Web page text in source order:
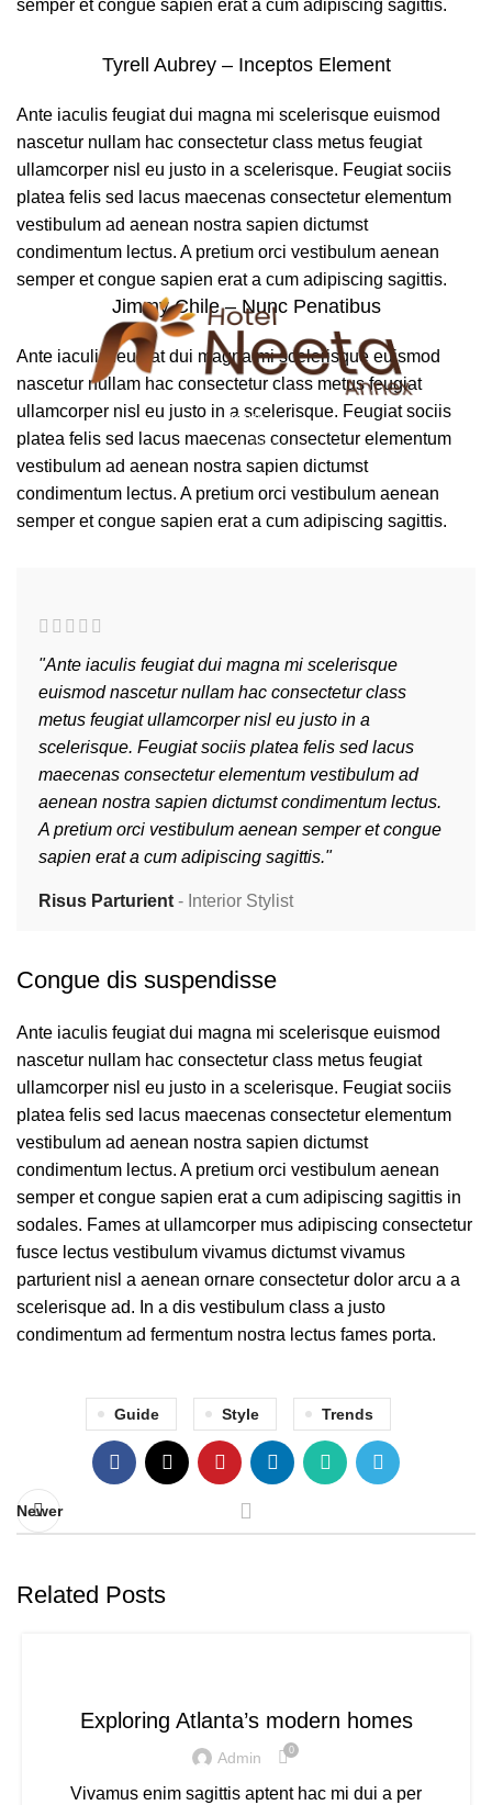
100%
Lo a d i n g . . .
semper et congue sapien erat a cum adipiscing sagittis.
Tyrell Aubrey – Inceptos Element
Ante iaculis feugiat dui magna mi scelerisque euismod
nascetur nullam hac consectetur class metus feugiat
ullamcorper nisl eu justo in a scelerisque. Feugiat sociis
platea felis sed lacus maecenas consectetur elementum
vestibulum ad aenean nostra sapien dictumst
condimentum lectus. A pretium orci vestibulum aenean
semper et congue sapien erat a cum adipiscing sagittis.
Jimmy Chile – Nunc Penatibus
Ante iaculis feugiat dui magna mi scelerisque euismod
nascetur nullam hac consectetur class metus feugiat
ullamcorper nisl eu justo in a scelerisque. Feugiat sociis
platea felis sed lacus maecenas consectetur elementum
vestibulum ad aenean nostra sapien dictumst
condimentum lectus. A pretium orci vestibulum aenean
semper et congue sapien erat a cum adipiscing sagittis.
"Ante iaculis feugiat dui magna mi scelerisque
euismod nascetur nullam hac consectetur class
metus feugiat ullamcorper nisl eu justo in a
scelerisque. Feugiat sociis platea felis sed lacus
maecenas consectetur elementum vestibulum ad
aenean nostra sapien dictumst condimentum lectus.
A pretium orci vestibulum aenean semper et congue
sapien erat a cum adipiscing sagittis."
Risus Parturient Interior Stylist
Congue dis suspendisse
Ante iaculis feugiat dui magna mi scelerisque euismod
nascetur nullam hac consectetur class metus feugiat
ullamcorper nisl eu justo in a scelerisque. Feugiat sociis
platea felis sed lacus maecenas consectetur elementum
vestibulum ad aenean nostra sapien dictumst
condimentum lectus. A pretium orci vestibulum aenean
semper et congue sapien erat a cum adipiscing sagittis in
sodales. Fames at ullamcorper mus adipiscing consectetur
fusce lectus vestibulum vivamus dictumst vivamus
parturient nisl a aenean ornare consectetur dolor arcu a a
scelerisque ad. In a dis vestibulum class a justo
condimentum ad fermentum nostra lectus fames porta.
Guide Style Trends
Newer
Related Posts
Exploring Atlanta’s modern homes
Admin 0
Vivamus enim sagittis aptent hac mi dui a per